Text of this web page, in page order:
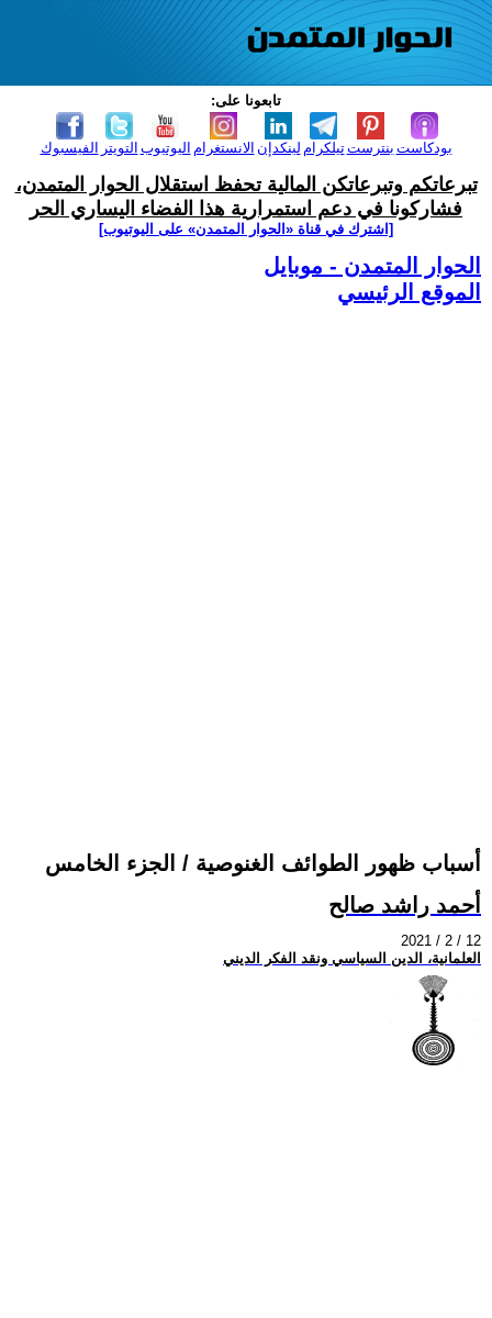
تابعونا على:
الفيسبوك التويتر اليوتيوب الانستغرام لينكدإن تيلكرامبنترست بودكاست
تبرعاتكم وتبرعاتكن المالية تحفظ استقلال الحوار المتمدن،
فشاركونا في دعم استمرارية هذا الفضاء اليساري الحر
[اشترك في قناة ‫«الحوار المتمدن» على اليوتيوب]
الحوار المتمدن - موبايل
الموقع الرئيسي
أسباب ظهور الطوائف الغنوصية / الجزء الخامس
أحمد راشد صالح
2021 / 2 / 12
العلمانية، الدين السياسي ونقد الفكر الديني